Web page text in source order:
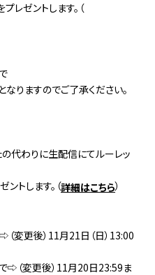
レゼントします。（
りますのでご了承ください。
代わりに生配信にてルーレッ
トします。（詳細はこちら）
変更後）11月21日（日）13:00
⇨（変更後）11月20日23:59ま